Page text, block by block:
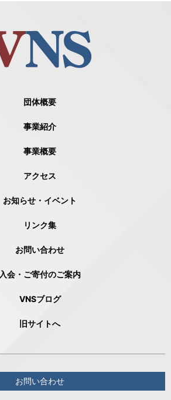
団体概要
事業紹介
事業概要
アクセス
お知らせ・イベント
リンク集
お問い合わせ
入会・ご寄付のご案内
VNSブログ
旧サイトへ
お問い合わせ